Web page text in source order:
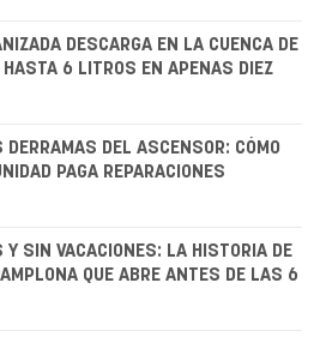
DESCARGA EN LA CUENCA DE
HASTA 6 LITROS EN APENAS DIEZ
DERRAMAS DEL ASCENSOR: CÓMO
PAGA REPARACIONES
Y SIN VACACIONES: LA HISTORIA DE
QUE ABRE ANTES DE LAS 6